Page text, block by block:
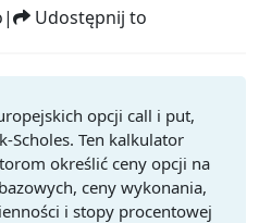
| Udostępnij to
opcji call i put,
Scholes. Ten kalkulator
określić ceny opcji na
ceny wykonania,
i stopy procentowej